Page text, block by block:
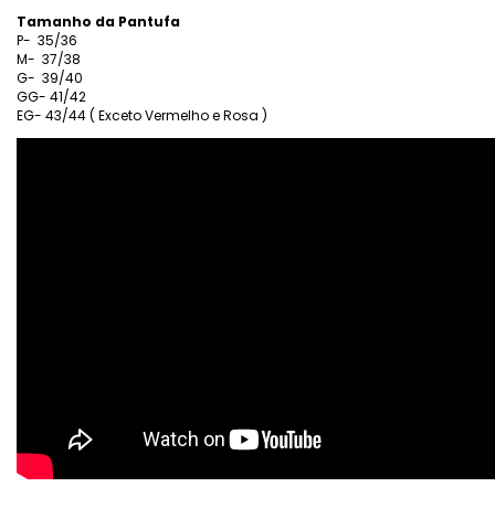
Tamanho da Pantufa
P- 35/36
M- 37/38
G- 39/40
GG- 41/42
EG- 43/44 ( Exceto Vermelho e Rosa )